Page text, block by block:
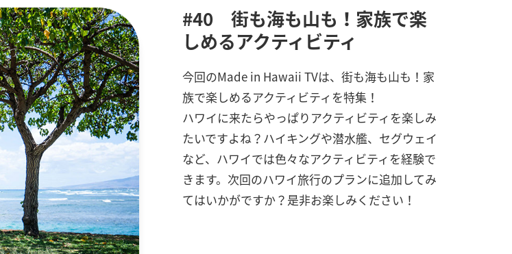
#40 街も海も山も！家族で楽
しめるアクティビティ
今回のMade in Hawaii TVは、街も海も山も！家
族で楽しめるアクティビティを特集！
ハワイに来たらやっぱりアクティビティを楽しみ
たいですよね？ハイキングや潜水艦、セグウェイ
など、ハワイでは色々なアクティビティを経験で
きます。次回のハワイ旅行のプランに追加してみ
てはいかがですか？是非お楽しみください！